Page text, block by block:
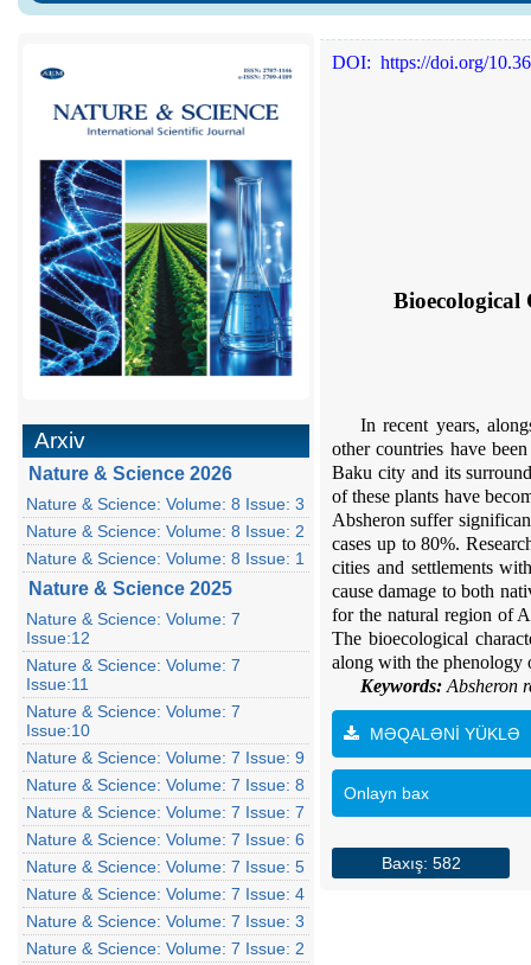
Arxiv
Nature & Science 2026
Nature & Science: Volume: 8 Issue: 3
Nature & Science: Volume: 8 Issue: 2
Nature & Science: Volume: 8 Issue: 1
Nature & Science 2025
Nature & Science: Volume: 7
Issue:12
Nature & Science: Volume: 7
Issue:11
Nature & Science: Volume: 7
Issue:10
Nature & Science: Volume: 7 Issue: 9
Nature & Science: Volume: 7 Issue: 8
Nature & Science: Volume: 7 Issue: 7
Nature & Science: Volume: 7 Issue: 6
Nature & Science: Volume: 7 Issue: 5
Nature & Science: Volume: 7 Issue: 4
Nature & Science: Volume: 7 Issue: 3
Nature & Science: Volume: 7 Issue: 2
DOI: https://doi.org/
Bioecological
In recent years,
other countries have
Baku city and its
of these plants have
Absheron suffer
cases up to 80%.
cities and settlements
cause damage to both
for the natural region of
The bioecological
along with the phenology
Keywords: Absheron
MƏQALƏNİ YÜKLƏ
Onlayn bax
Baxış: 582